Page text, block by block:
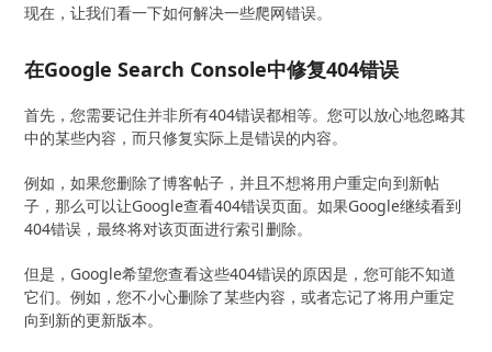
现在，让我们看一下如何解决一些爬网错误。
在Google Search Console中修复404错误
首先，您需要记住并非所有404错误都相等。您可以放心地忽略其
中的某些内容，而只修复实际上是错误的内容。
例如，如果您删除了博客帖子，并且不想将用户重定向到新帖
子，那么可以让Google查看404错误页面。如果Google继续看到
404错误，最终将对该页面进行索引删除。
但是，Google希望您查看这些404错误的原因是，您可能不知道
它们。例如，您不小心删除了某些内容，或者忘记了将用户重定
向到新的更新版本。